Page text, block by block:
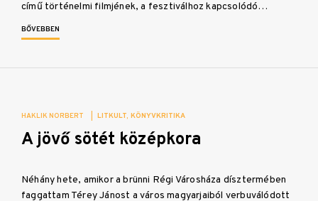
című történelmi filmjének, a fesztiválhoz kapcsolódó…
BŐVEBBEN
HAKLIK NORBERT LITKULT KÖNYVKRITIKA
A jövő sötét középkora
Néhány hete, amikor a brünni Régi Városháza dísztermében
faggattam Térey Jánost a város magyarjaiból verbuválódott